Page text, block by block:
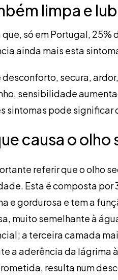
limpa e
que, só em Portugal, 25%
ainda mais esta
desconforto, secura,
sensibilidade
sintomas pode significar
causa o olho
referir que o olho
Esta é composta por
e gordurosa e tem a
muito semelhante à
a terceira camada
a aderência da lágrima
resulta num